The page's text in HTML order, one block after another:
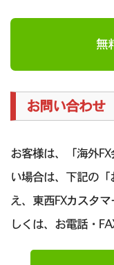
無
お問い合わせ
お客様は、「海外
い場合は、下記の
え、東西FXカスタ
しくは、お電話・